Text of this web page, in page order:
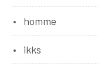
homme
ikks